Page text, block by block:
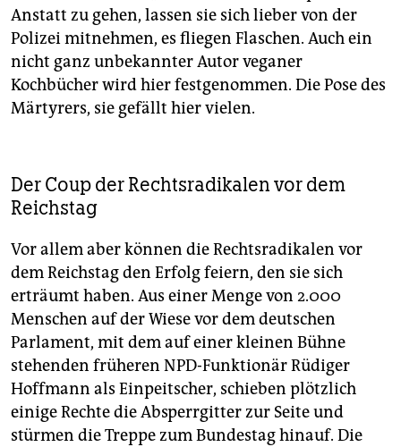
Anstatt zu gehen, lassen sie sich lieber von der
Polizei mitnehmen, es fliegen Flaschen. Auch ein
nicht ganz unbekannter Autor veganer
Kochbücher wird hier festgenommen. Die Pose des
Märtyrers, sie gefällt hier vielen.
Der Coup der Rechtsradikalen vor dem
Reichstag
Vor allem aber können die Rechtsradikalen vor
dem Reichstag den Erfolg feiern, den sie sich
erträumt haben. Aus einer Menge von 2.000
Menschen auf der Wiese vor dem deutschen
Parlament, mit dem auf einer kleinen Bühne
stehenden früheren NPD-Funktionär Rüdiger
Hoffmann als Einpeitscher, schieben plötzlich
einige Rechte die Absperrgitter zur Seite und
stürmen die Treppe zum Bundestag hinauf. Die